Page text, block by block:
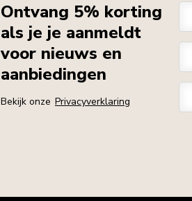
Ontvang 5% korting
als je je aanmeldt
voor nieuws en
aanbiedingen
Bekijk onze Privacyverklaring